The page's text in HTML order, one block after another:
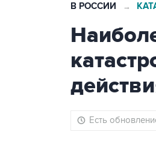
В РОССИИ →
Есть